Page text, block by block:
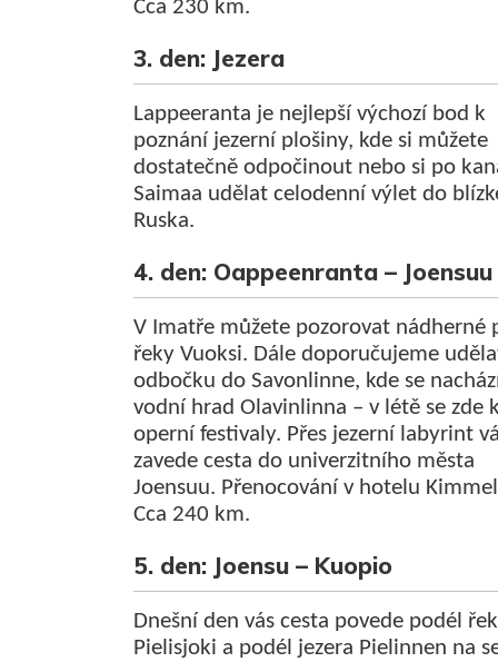
Cca 230 km.
3. den: Jezera
Lappeeranta je nejlepší výchozí bod k
poznání jezerní plošiny, kde si můžete
dostatečně odpočinout nebo si po
Saimaa udělat celodenní výlet do
Ruska.
4. den: Oappeenranta – Joensuu
V Imatře můžete pozorovat nádherné
řeky Vuoksi. Dále doporučujeme
odbočku do Savonlinne, kde se
vodní hrad Olavinlinna – v létě se zde
operní festivaly. Přes jezerní labyrint
zavede cesta do univerzitního města
Joensuu. Přenocování v hotelu
Cca 240 km.
5. den: Joensu – Kuopio
Dnešní den vás cesta povede podél
Pielisjoki a podél jezera Pielinnen na